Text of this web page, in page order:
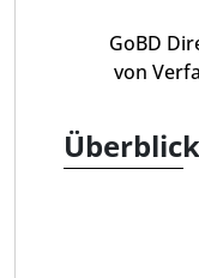
GoBD
von
Überblick